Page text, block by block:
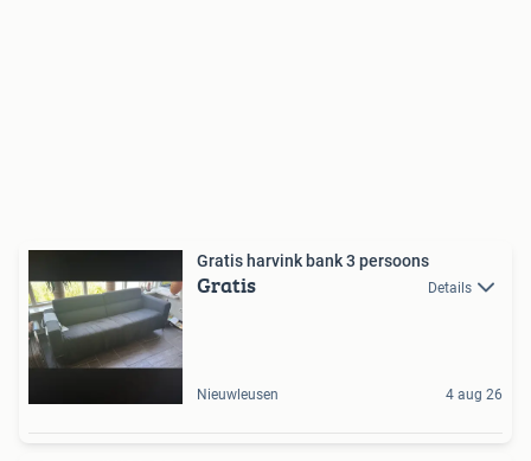
Gratis harvink bank 3 persoons
Gratis Details
Nieuwleusen 4 aug 26